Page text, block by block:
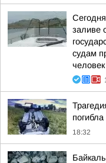
заливе
судам
человек
18:32